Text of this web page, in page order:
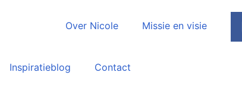
Over Nicole Missie en visie
Inspiratieblog Contact